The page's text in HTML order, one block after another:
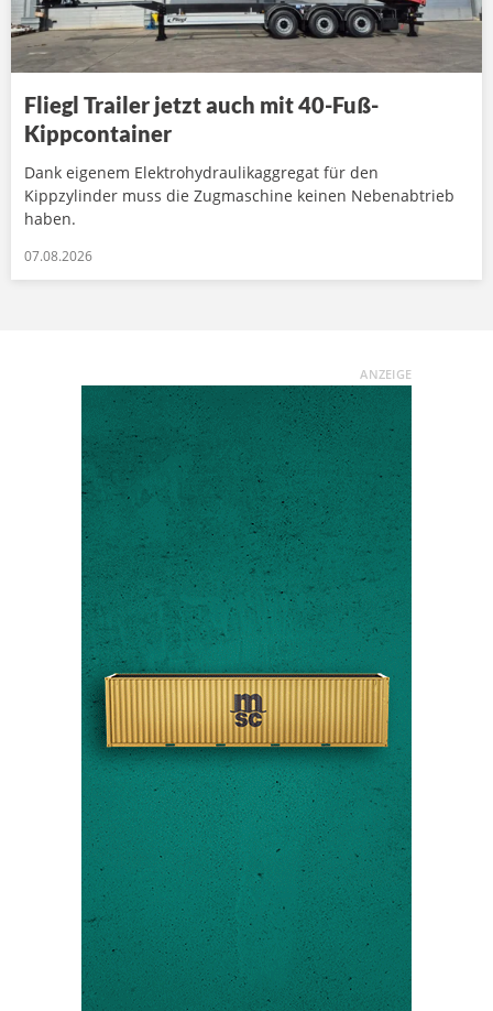
Fliegl Trailer jetzt auch mit 40-Fuß-
Kippcontainer
Dank eigenem Elektrohydraulikaggregat für den
Kippzylinder muss die Zugmaschine keinen Nebenabtrieb
haben.
07.08.2026
ANZEIGE